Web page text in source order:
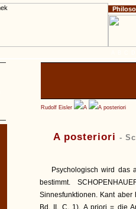
Rudolf Eisler A A posteriori
A posteriori -
Psychologisch wird das
bestimmt.
Sinnesfunktionen. Kant
Bd. II, C. 1). A priori = die